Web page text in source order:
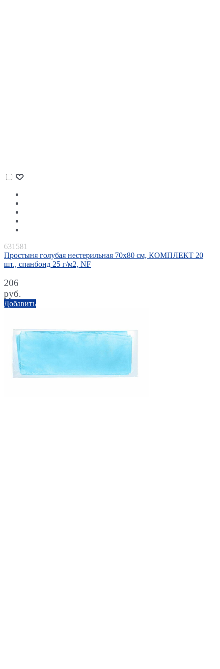
631581
Простыня голубая нестерильная 70х80 см, КОМПЛЕКТ 20
шт., спанбонд 25 г/м2, NF
206
руб.
Добавить